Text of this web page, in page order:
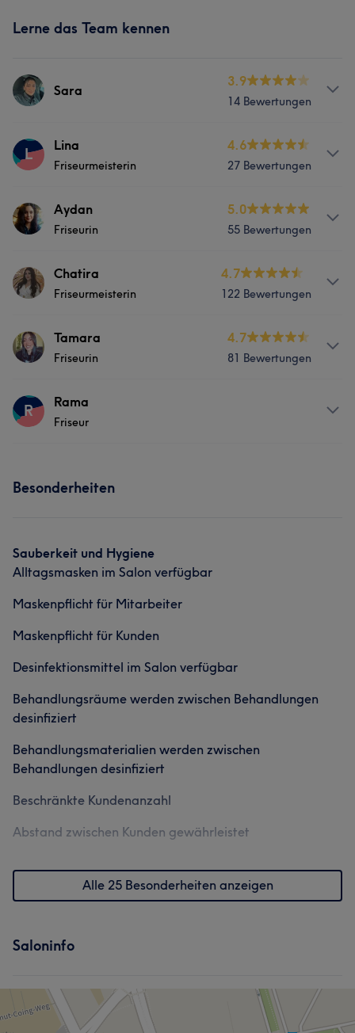
Lerne das Team kennen
Sara
3.9
14 Bewertungen
Services
Portfolio
L Lina
Friseurmeisterin
4.6
27 Bewertungen
ServicesAydan
Friseurin
5.0
55 Bewertungen
Services
Portfolio
Chatira
Friseurmeisterin
4.7
122 Bewertungen
Info
Master Hairstylist Make-up Artist Colorist Blond Expert
Services
Portfolio
Tamara
Friseurin
4.7
81 Bewertungen
Info
Colorist
Portfolio
Professionell 5
R Rama
Friseur
Besonderheiten
Sauberkeit und Hygiene
Alltagsmasken im Salon verfügbar
Maskenpflicht für Mitarbeiter
Maskenpflicht für Kunden
Desinfektionsmittel im Salon verfügbar
Behandlungsräume werden zwischen Behandlungen
desinfiziert
Behandlungsmaterialien werden zwischen
Behandlungen desinfiziert
Beschränkte Kundenanzahl
Abstand zwischen Kunden gewährleistet
Alle 25 Besonderheiten anzeigen
Saloninfo